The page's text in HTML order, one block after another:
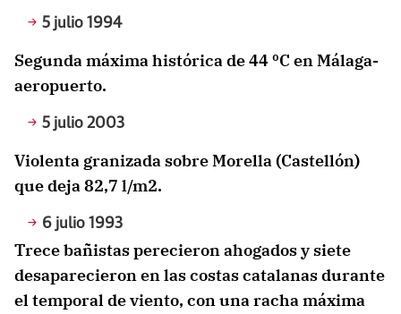
5 julio 1994
Segunda máxima histórica de 44 ºC en Málaga-
aeropuerto.
5 julio 2003
Violenta granizada sobre Morella (Castellón)
que deja 82,7 l/m2.
6 julio 1993
Trece bañistas perecieron ahogados y siete
desaparecieron en las costas catalanas durante
el temporal de viento, con una racha máxima